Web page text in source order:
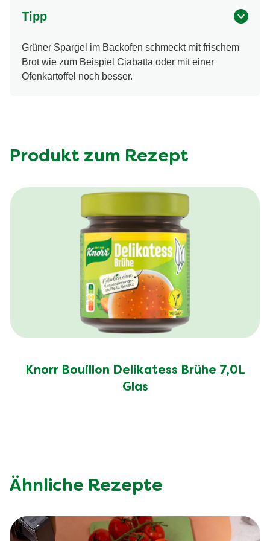
Tipp
Grüner Spargel im Backofen schmeckt mit frischem
Brot wie zum Beispiel Ciabatta oder mit einer
Ofenkartoffel noch besser.
Produkt zum Rezept
Knorr Bouillon Delikatess Brühe 7,0L
Glas
Ähnliche Rezepte